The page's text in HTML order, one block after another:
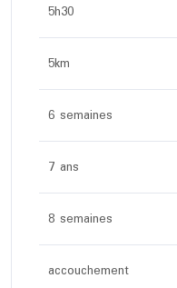
5h30
5km
6 semaines
7 ans
8 semaines
accouchement